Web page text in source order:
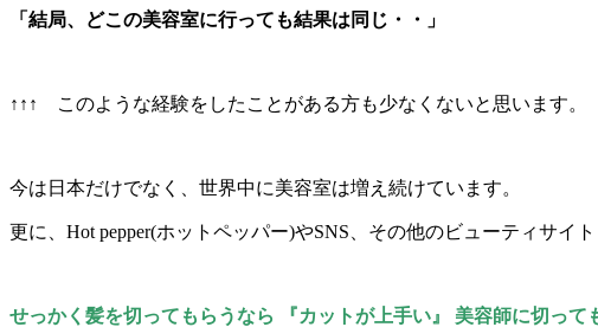
「結局、どこの美容室に行っても結果は同じ・・」
↑↑↑ このような経験をしたことがある方も少なくないと思います。
今は日本だけでなく、世界中に美容室は増え続けています。
更に、Hot pepper(ホットペッパー)やSNS、その他のビューティサイ
せっかく髪を切ってもらうなら 『カットが上手い』 美容師に切って